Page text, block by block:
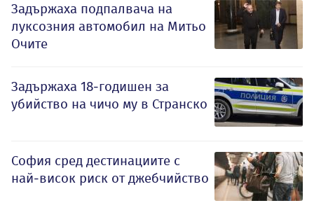
Задържаха подпалвача на
луксозния автомобил на Митьо
Очите
Задържаха 18-годишен за
убийство на чичо му в Странско
София сред дестинациите с
най-висок риск от джебчийство